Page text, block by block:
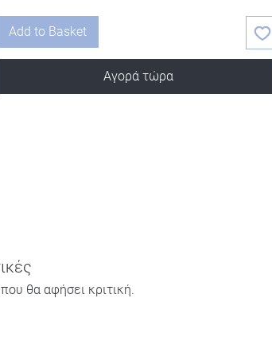
Add to Basket
Αγορά τώρα
θα αφήσει κριτική.